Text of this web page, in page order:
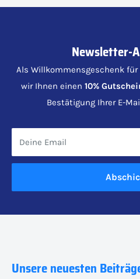
Newsletter-
Als Willkommensgeschenk
wir Ihnen einen 10%
Bestätigung Ihrer E-
Deine Email
Unsere neuesten